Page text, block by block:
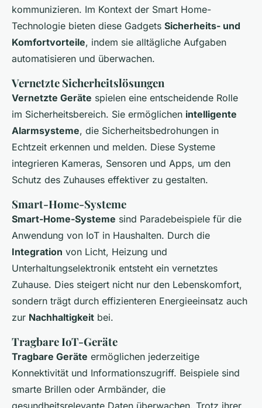
kommunizieren. Im Kontext der Smart Home-
Technologie bieten diese Gadgets Sicherheits- und
Komfortvorteile, indem sie alltägliche Aufgaben
automatisieren und überwachen.
Vernetzte Sicherheitslösungen
Vernetzte Geräte spielen eine entscheidende Rolle
im Sicherheitsbereich. Sie ermöglichen intelligente
Alarmsysteme, die Sicherheitsbedrohungen in
Echtzeit erkennen und melden. Diese Systeme
integrieren Kameras, Sensoren und Apps, um den
Schutz des Zuhauses effektiver zu gestalten.
Smart-Home-Systeme
Smart-Home-Systeme sind Paradebeispiele für die
Anwendung von IoT in Haushalten. Durch die
Integration von Licht, Heizung und
Unterhaltungselektronik entsteht ein vernetztes
Zuhause. Dies steigert nicht nur den Lebenskomfort,
sondern trägt durch effizienteren Energieeinsatz auch
zur Nachhaltigkeit bei.
Tragbare IoT-Geräte
Tragbare Geräte ermöglichen jederzeitige
Konnektivität und Informationszugriff. Beispiele sind
smarte Brillen oder Armbänder, die